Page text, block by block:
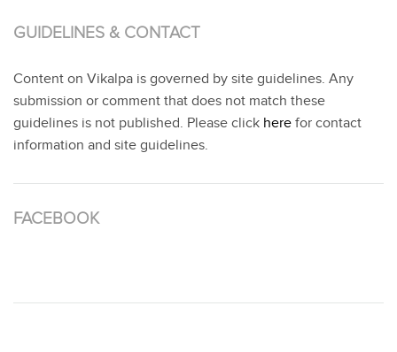
GUIDELINES & CONTACT
Content on Vikalpa is governed by site guidelines. Any
submission or comment that does not match these
guidelines is not published. Please click here for contact
information and site guidelines.
FACEBOOK